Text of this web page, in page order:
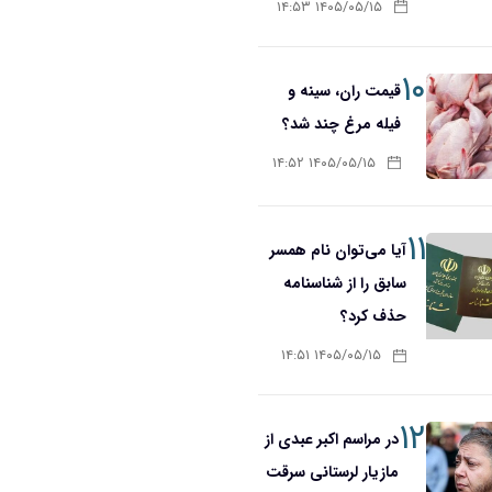
۱۴۰۵/۰۵/۱۵ ۱۴:۵۳
۱۰قیمت ران، سینه و
فیله مرغ چند شد؟
۱۴۰۵/۰۵/۱۵ ۱۴:۵۲
۱۱آیا می‌توان نام همسر
سابق را از شناسنامه
حذف کرد؟
۱۴۰۵/۰۵/۱۵ ۱۴:۵۱
۱۲در مراسم اکبر عبدی از
مازیار لرستانی سرقت